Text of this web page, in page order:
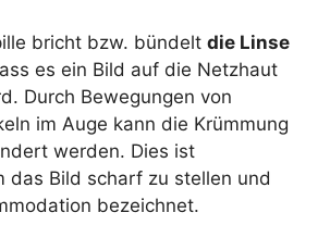
bricht bzw. bündelt die Linse
es ein Bild auf die Netzhaut
Durch Bewegungen von
im Auge kann die Krümmung
werden. Dies ist
das Bild scharf zu stellen und
bezeichnet.